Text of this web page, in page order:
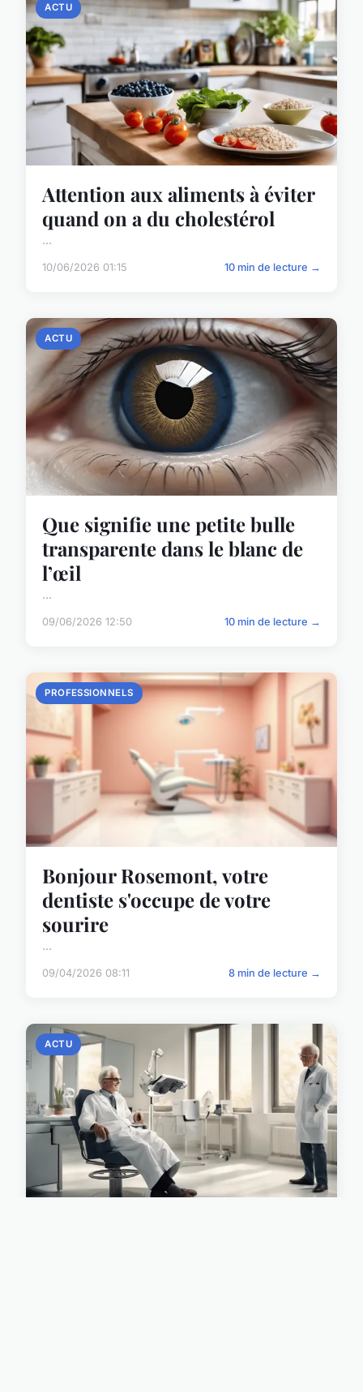
ACTU
Attention aux aliments à éviter
quand on a du cholestérol
...
10/06/2026 01:15 10 min de lecture →
ACTU
Que signifie une petite bulle
transparente dans le blanc de
l’œil
...
09/06/2026 12:50 10 min de lecture →
PROFESSIONNELS
Bonjour Rosemont, votre
dentiste s'occupe de votre
sourire
...
09/04/2026 08:11 8 min de lecture →
ACTU